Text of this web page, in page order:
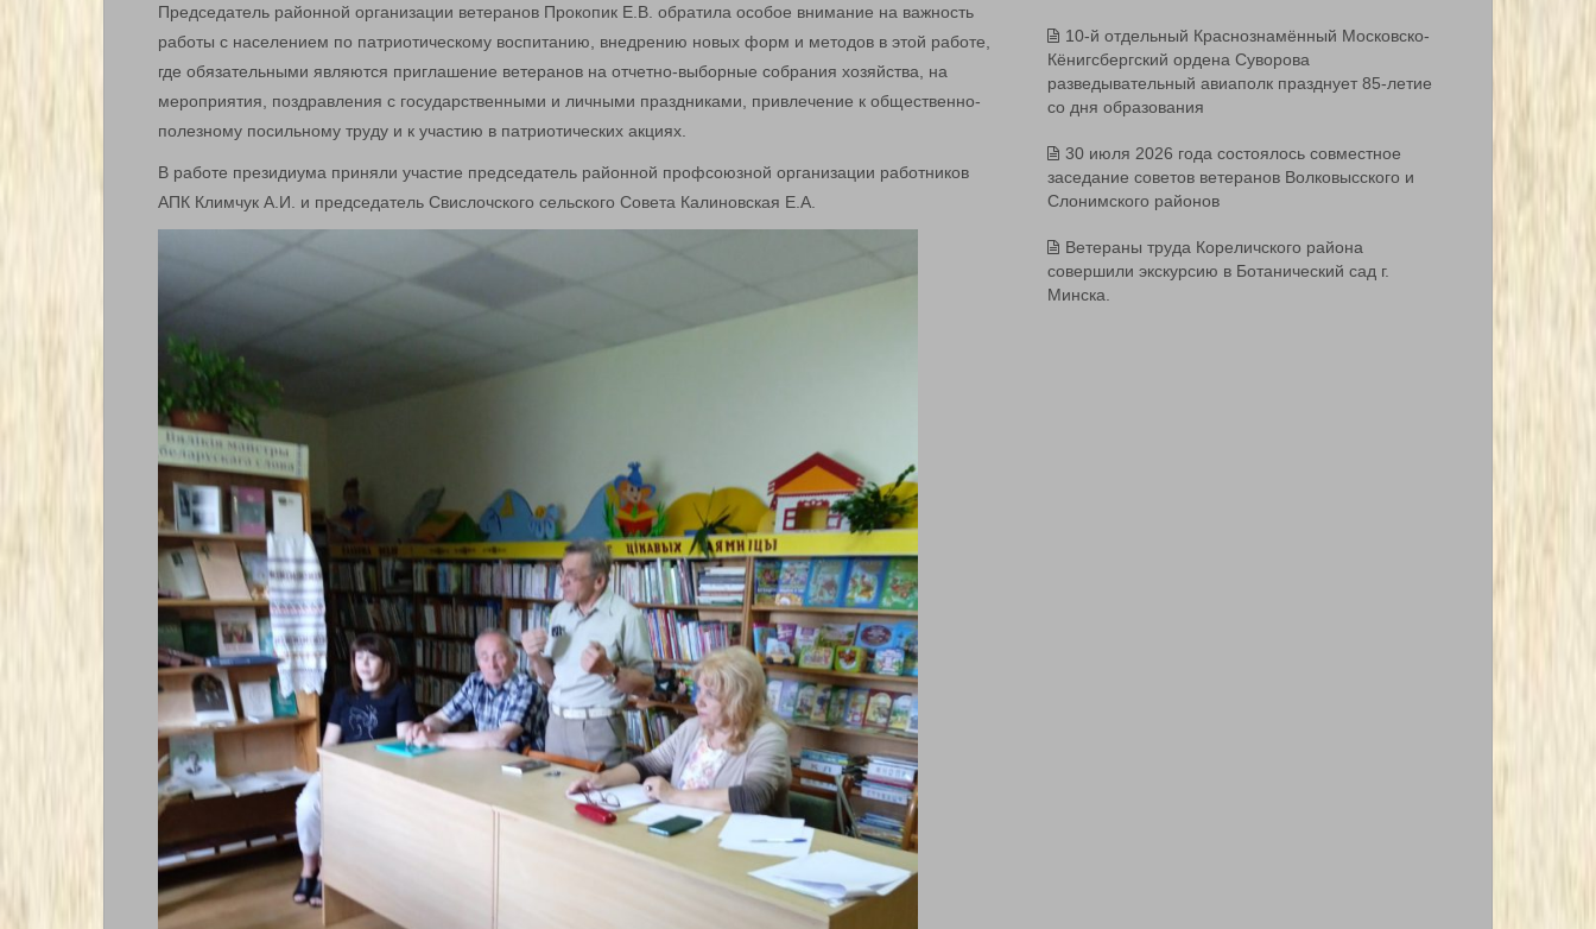
Председатель районной организации ветеранов Прокопик Е.В. обратила особое внимание на важность
работы с населением по патриотическому воспитанию, внедрению новых форм и методов в этой работе,
где обязательными являются приглашение ветеранов на отчетно-выборные собрания хозяйства, на
мероприятия, поздравления с государственными и личными праздниками, привлечение к общественно-
полезному посильному труду и к участию в патриотических акциях.
В работе президиума приняли участие председатель районной профсоюзной организации работников
АПК Климчук А.И. и председатель Свислочского сельского Совета Калиновская Е.А.
10-й отдельный Краснознамённый Московско-
Кёнигсбергский ордена Суворова
разведывательный авиаполк празднует 85-летие
со дня образования
30 июля 2026 года состоялось совместное
заседание советов ветеранов Волковысского и
Слонимского районов
Ветераны труда Кореличского района
совершили экскурсию в Ботанический сад г.
Минска.